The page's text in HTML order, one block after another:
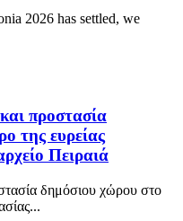
2026 has settled, we
προστασία
της ευρείας
Πειραιά
δημόσιου χώρου στο